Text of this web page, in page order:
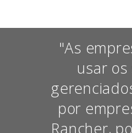
"As
usar os
por
Rancher,